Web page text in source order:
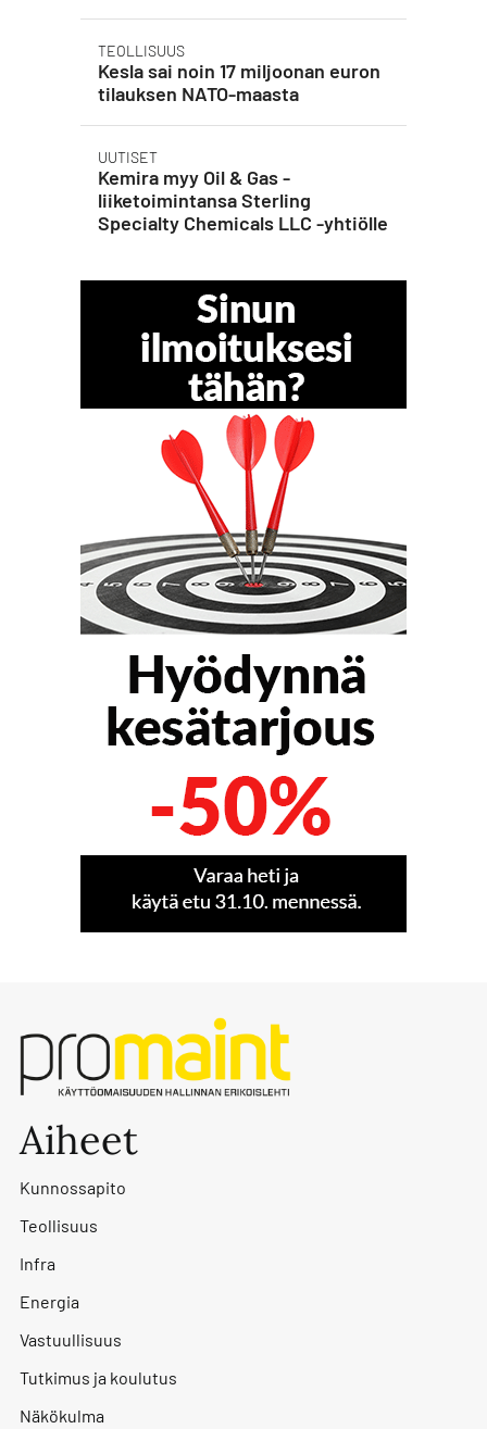
TEOLLISUUS
Kesla sai noin 17 miljoonan euron
tilauksen NATO-maasta
UUTISET
Kemira myy Oil & Gas -
liiketoimintansa Sterling
Specialty Chemicals LLC -yhtiölle
Aiheet
Kunnossapito
Teollisuus
Infra
Energia
Vastuullisuus
Tutkimus ja koulutus
Näkökulma